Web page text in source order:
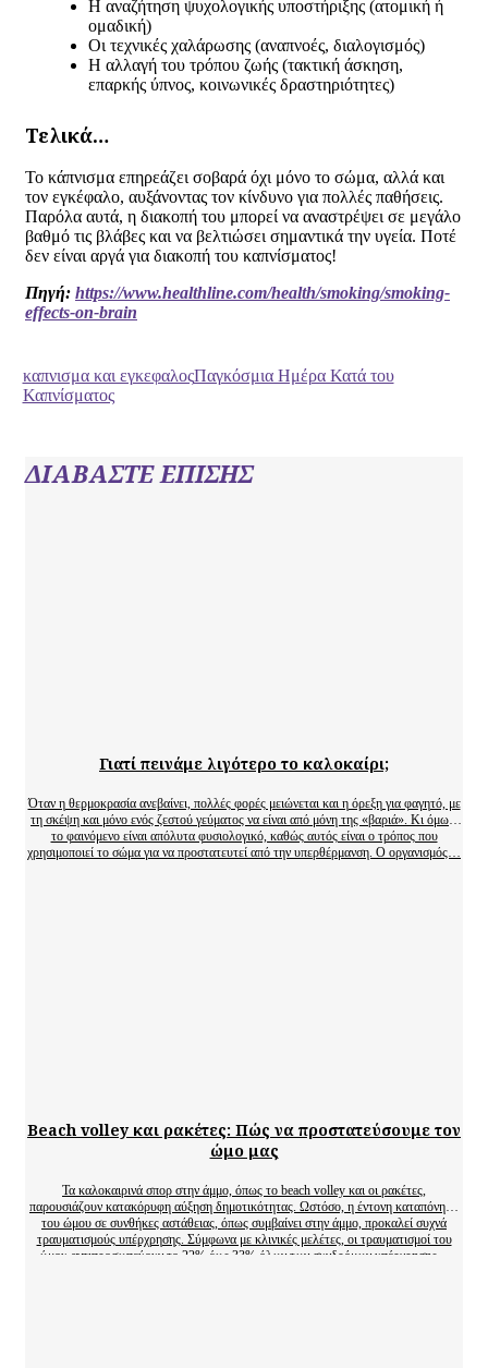
Η αναζήτηση ψυχολογικής υποστήριξης (ατομική ή
ομαδική)
Οι τεχνικές χαλάρωσης (αναπνοές, διαλογισμός)
Η αλλαγή του τρόπου ζωής (τακτική άσκηση,
επαρκής ύπνος, κοινωνικές δραστηριότητες)
Τελικά…
Το κάπνισμα επηρεάζει σοβαρά όχι μόνο το σώμα, αλλά και
τον εγκέφαλο, αυξάνοντας τον κίνδυνο για πολλές παθήσεις.
Παρόλα αυτά, η διακοπή του μπορεί να αναστρέψει σε μεγάλο
βαθμό τις βλάβες και να βελτιώσει σημαντικά την υγεία. Ποτέ
δεν είναι αργά για διακοπή του καπνίσματος!
Πηγή: https://www.healthline.com/health/smoking/smoking-
effects-on-brain
καπνισμα και εγκεφαλοςΠαγκόσμια Ημέρα Κατά του
Καπνίσματος
ΔΙΑΒΑΣΤΕ ΕΠΙΣΗΣ
Γιατί πεινάμε λιγότερο το καλοκαίρι;
Όταν η θερμοκρασία ανεβαίνει, πολλές φορές μειώνεται και η όρεξη για φαγητό, με
τη σκέψη και μόνο ενός ζεστού γεύματος να είναι από μόνη της «βαριά». Κι όμως,
το φαινόμενο είναι απόλυτα φυσιολογικό, καθώς αυτός είναι ο τρόπος που
χρησιμοποιεί το σώμα για να προστατευτεί από την υπερθέρμανση. Ο οργανισμός…
Beach volley και ρακέτες: Πώς να προστατεύσουμε τον
ώμο μας
Τα καλοκαιρινά σπορ στην άμμο, όπως το beach volley και οι ρακέτες,
παρουσιάζουν κατακόρυφη αύξηση δημοτικότητας. Ωστόσο, η έντονη καταπόνηση
του ώμου σε συνθήκες αστάθειας, όπως συμβαίνει στην άμμο, προκαλεί συχνά
τραυματισμούς υπέρχρησης. Σύμφωνα με κλινικές μελέτες, οι τραυματισμοί του
ώμου αντιπροσωπεύουν το 22% έως 33% όλων των συνδρόμων υπέρχρησης…